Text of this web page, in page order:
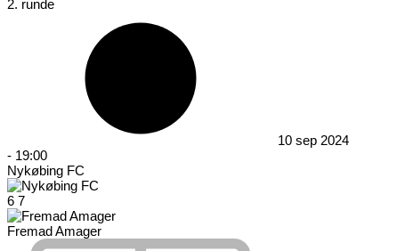
2. runde
10 sep 2024
- 19:00
Nykøbing FC
6 7
Fremad Amager